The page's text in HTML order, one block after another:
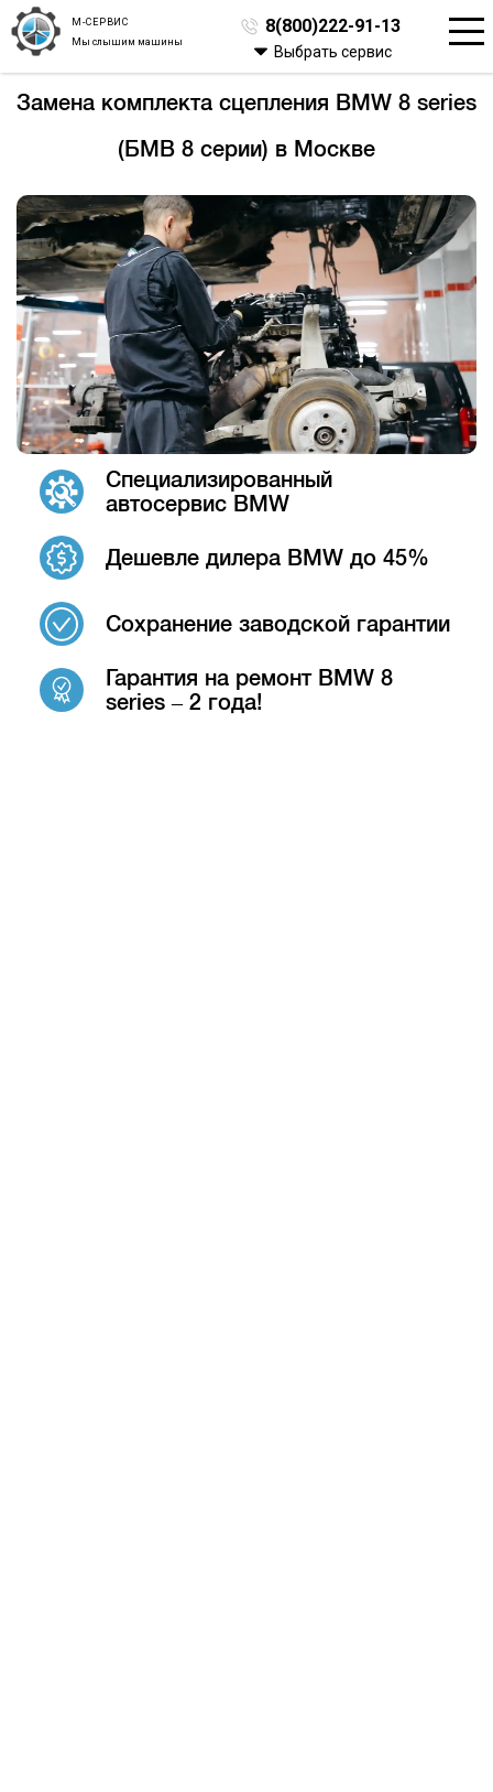
М-СЕРВИС
Мы слышим машины
8(800)222-91-13
Выбрать сервис
Замена комплекта сцепления BMW 8 series
(БМВ 8 серии) в Москве
Специализированный
автосервис BMW
Дешевле дилера BMW до 45%
Сохранение заводской гарантии
Гарантия на ремонт BMW 8
series – 2 года!